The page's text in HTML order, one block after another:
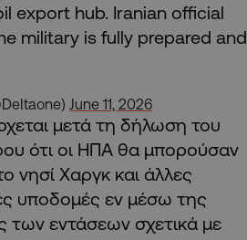
export hub. Iranian official
military is fully prepared and
June 11, 2026
μετά τη δήλωση του
ότι οι ΗΠΑ θα μπορούσαν
νησί Χαργκ και άλλες
υποδομές εν μέσω της
των εντάσεων σχετικά με